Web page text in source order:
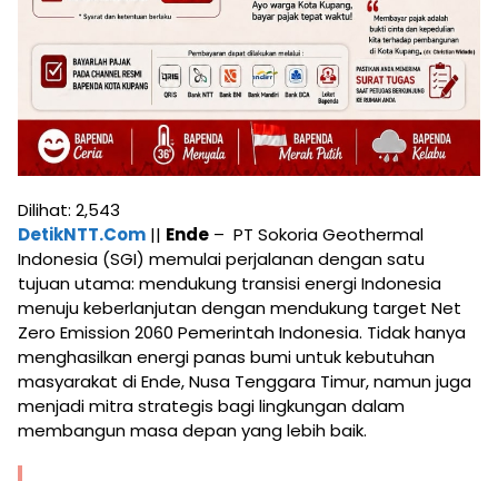
Dilihat: 2,543
DetikNTT.Com || Ende – PT Sokoria Geothermal
Indonesia (SGI) memulai perjalanan dengan satu
tujuan utama: mendukung transisi energi Indonesia
menuju keberlanjutan dengan mendukung target Net
Zero Emission 2060 Pemerintah Indonesia. Tidak hanya
menghasilkan energi panas bumi untuk kebutuhan
masyarakat di Ende, Nusa Tenggara Timur, namun juga
menjadi mitra strategis bagi lingkungan dalam
membangun masa depan yang lebih baik.